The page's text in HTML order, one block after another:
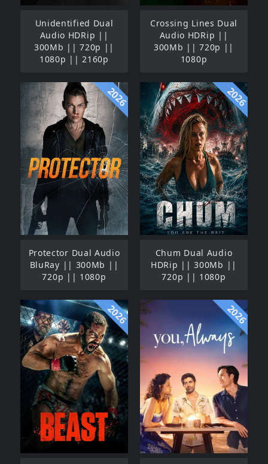
Unidentified Dual
Audio HDRip ||
300Mb || 720p ||
1080p || 2160p
Crossing Lines Dual
Audio HDRip ||
300Mb || 720p ||
1080p
2026
Protector Dual Audio
BluRay || 300Mb ||
720p || 1080p
2026
Chum Dual Audio
HDRip || 300Mb ||
720p || 1080p
2026 2026